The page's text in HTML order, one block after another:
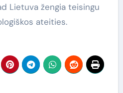
Lietuva žengia teisingu
ateities.